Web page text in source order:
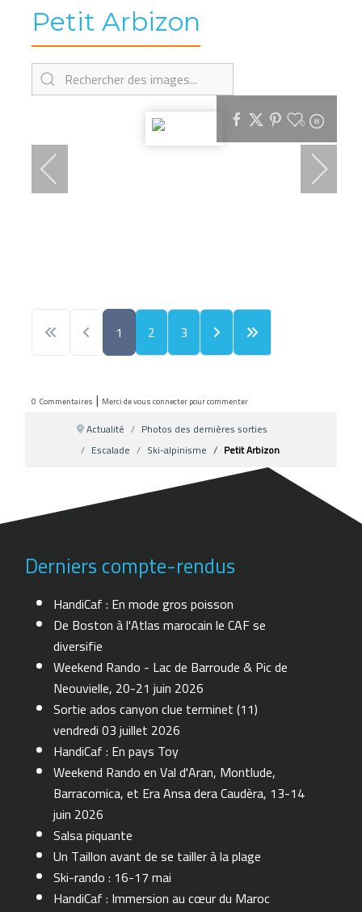
Petit Arbizon
0
1 2 3
0 Commentaires | Merci de vous connecter pour commenter
Actualité
Photos des dernières sorties
Escalade
Ski-alpinisme Petit Arbizon
Derniers compte-rendus
HandiCaf : En mode gros poisson
De Boston à l'Atlas marocain le CAF se
diversifie
Weekend Rando - Lac de Barroude & Pic de
Neouvielle, 20-21 juin 2026
Sortie ados canyon clue terminet (11)
vendredi 03 juillet 2026
HandiCaf : En pays Toy
Weekend Rando en Val d'Aran, Montlude,
Barracomica, et Era Ansa dera Caudèra, 13-14
juin 2026
Salsa piquante
Un Taillon avant de se tailler à la plage
Ski-rando : 16-17 mai
HandiCaf : Immersion au cœur du Maroc